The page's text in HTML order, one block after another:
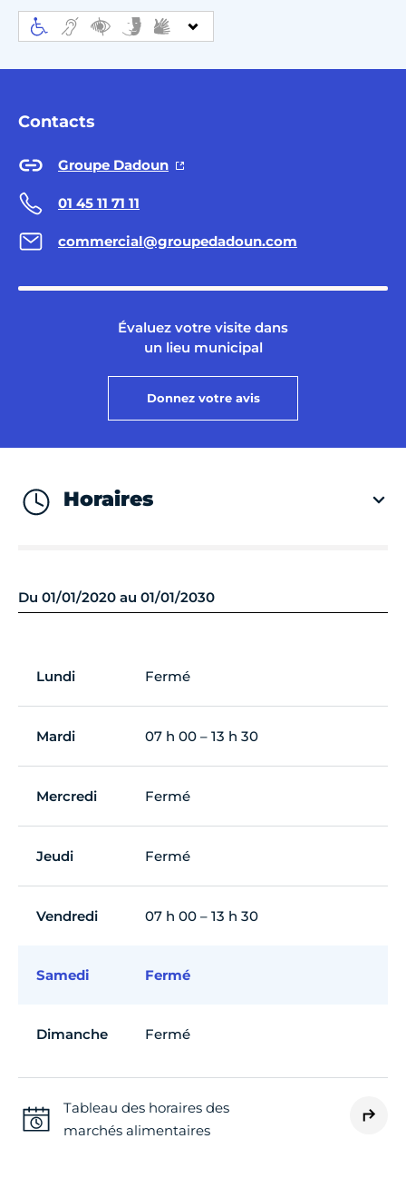
Contacts
Groupe Dadoun
01 45 11 71 11
commercial@groupedadoun.com
Évaluez votre visite dans
un lieu municipal
Donnez votre avis
Horaires
Du 01/01/2020 au 01/01/2030
Lundi Fermé
Mardi 07 h 00 – 13 h 30
Mercredi Fermé
Jeudi Fermé
Vendredi 07 h 00 – 13 h 30
Samedi Fermé
Dimanche Fermé
Tableau des horaires des
marchés alimentaires